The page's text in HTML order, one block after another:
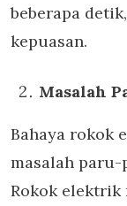
beberapa
kepuasan.
Masalah
Bahaya rokok
masalah paru-
Rokok elektrik